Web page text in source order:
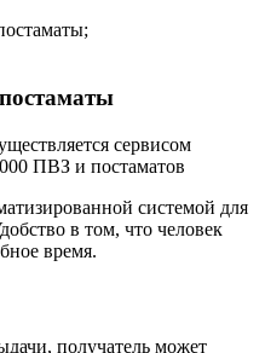
сервисом
ПВЗ и постаматов
системой для
в том, что человек
время.
получатель может